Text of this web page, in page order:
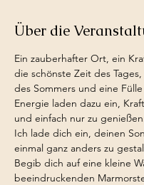
Über die
Ein zauberhafter Ort, ein
die schönste Zeit des
des Sommers und eine
Energie laden dazu ein,
und einfach nur zu
Ich lade dich ein, deinen
einmal ganz anders zu
Begib dich auf eine kleine
beeindruckenden